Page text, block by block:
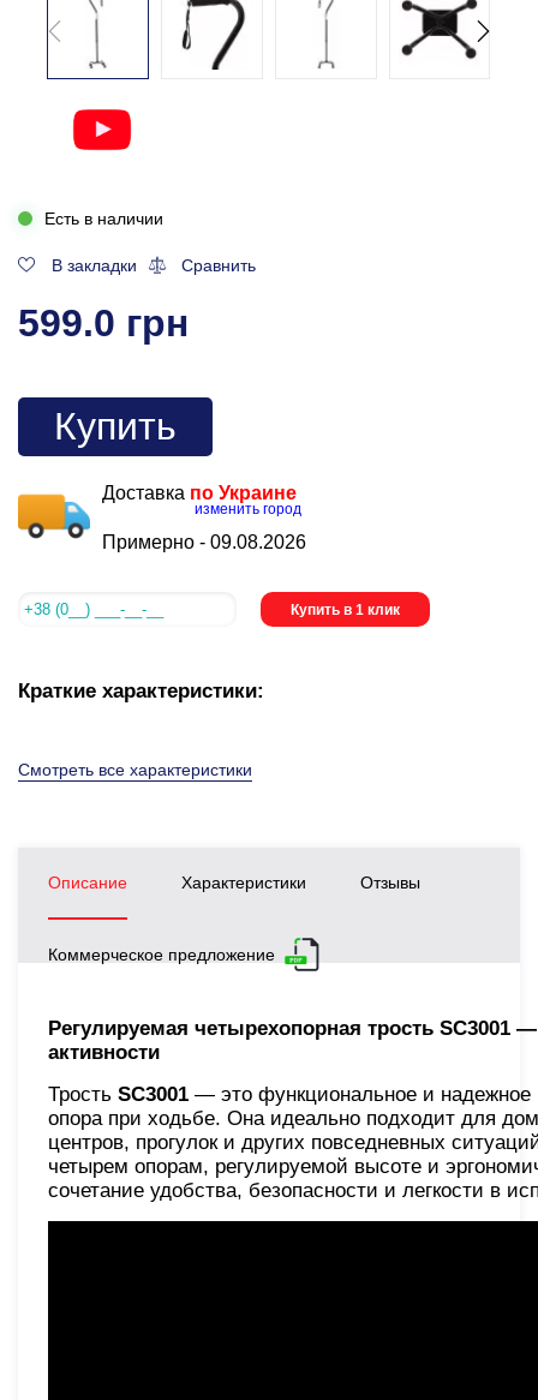
Есть в наличии
В закладки Сравнить
599.0 грн
Купить
Доставка по Украине
изменить город
Примерно - 09.08.2026
Купить в 1 клик
Краткие характеристики:
Смотреть все характеристики
Описание Характеристики Отзывы
Коммерческое предложение
Регулируемая четырехопорная трость
активности
Трость SC3001 — это функциональное и
опора при ходьбе. Она идеально подходит для
центров, прогулок и других повседневных
четырем опорам, регулируемой высоте и
сочетание удобства, безопасности и легкости в